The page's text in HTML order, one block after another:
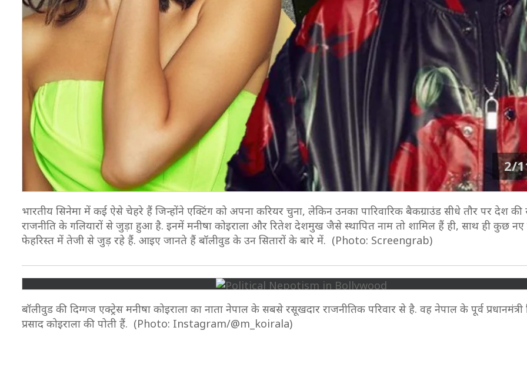
2/
भारतीय सिनेमा में कई ऐसे चेहरे हैं जिन्होंने एक्टिंग को अपना करियर चुना, लेकिन उनका पारिवारिक बैकग्राउंड सीधे तौर पर देश की
राजनीति के गलियारों से जुड़ा हुआ है. इनमें मनीषा कोइराला और रितेश देशमुख जैसे स्थापित नाम तो शामिल हैं ही, साथ ही कुछ
फेहरिस्त में तेजी से जुड़ रहे हैं. आइए जानते हैं बॉलीवुड के उन सितारों के बारे में. (Photo: Screengrab)
3/
बॉलीवुड की दिग्गज एक्ट्रेस मनीषा कोइराला का नाता नेपाल के सबसे रसूखदार राजनीतिक परिवार से है. वह नेपाल के पूर्व प्रधानमंत्री
प्रसाद कोइराला की पोती हैं. (Photo: Instagram/@m_koirala)